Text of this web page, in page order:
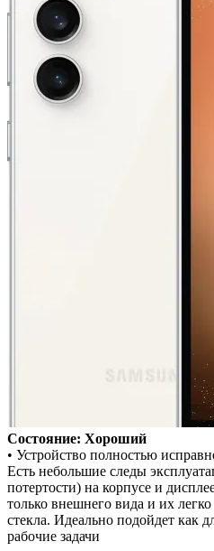
Состояние: Хороший
• Устройство полностью
Есть небольшие следы
потертости) на корпусе и
только внешнего вида и их
стекла. Идеально подойдет как
рабочие задачи